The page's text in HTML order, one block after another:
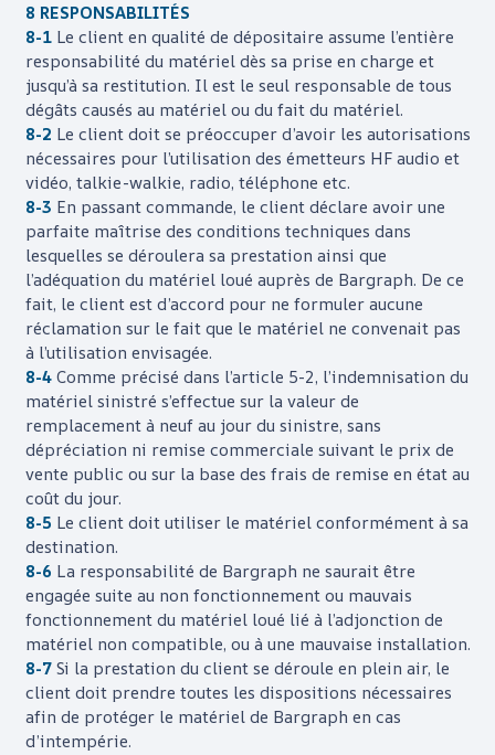
8 RESPONSABILITÉS
8-1 Le client en qualité de dépositaire assume l’entière
responsabilité du matériel dès sa prise en charge et
jusqu’à sa restitution. Il est le seul responsable de tous
dégâts causés au matériel ou du fait du matériel.
8-2 Le client doit se préoccuper d’avoir les autorisations
nécessaires pour l’utilisation des émetteurs HF audio et
vidéo, talkie-walkie, radio, téléphone etc.
8-3 En passant commande, le client déclare avoir une
parfaite maîtrise des conditions techniques dans
lesquelles se déroulera sa prestation ainsi que
l’adéquation du matériel loué auprès de Bargraph. De ce
fait, le client est d’accord pour ne formuler aucune
réclamation sur le fait que le matériel ne convenait pas
à l’utilisation envisagée.
8-4 Comme précisé dans l’article 5-2, l’indemnisation du
matériel sinistré s’effectue sur la valeur de
remplacement à neuf au jour du sinistre, sans
dépréciation ni remise commerciale suivant le prix de
vente public ou sur la base des frais de remise en état au
coût du jour.
8-5 Le client doit utiliser le matériel conformément à sa
destination.
8-6 La responsabilité de Bargraphne saurait être
engagée suite au non fonctionnement ou mauvais
fonctionnement du matériel loué lié à l’adjonction de
matériel non compatible, ou à une mauvaise installation.
8-7 Si la prestation du client se déroule en plein air, le
client doit prendre toutes les dispositions nécessaires
afin de protéger le matériel de Bargraphen cas
d’intempérie.